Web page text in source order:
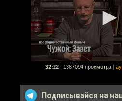
32:22 1387094 просмотра
Подписывайся на